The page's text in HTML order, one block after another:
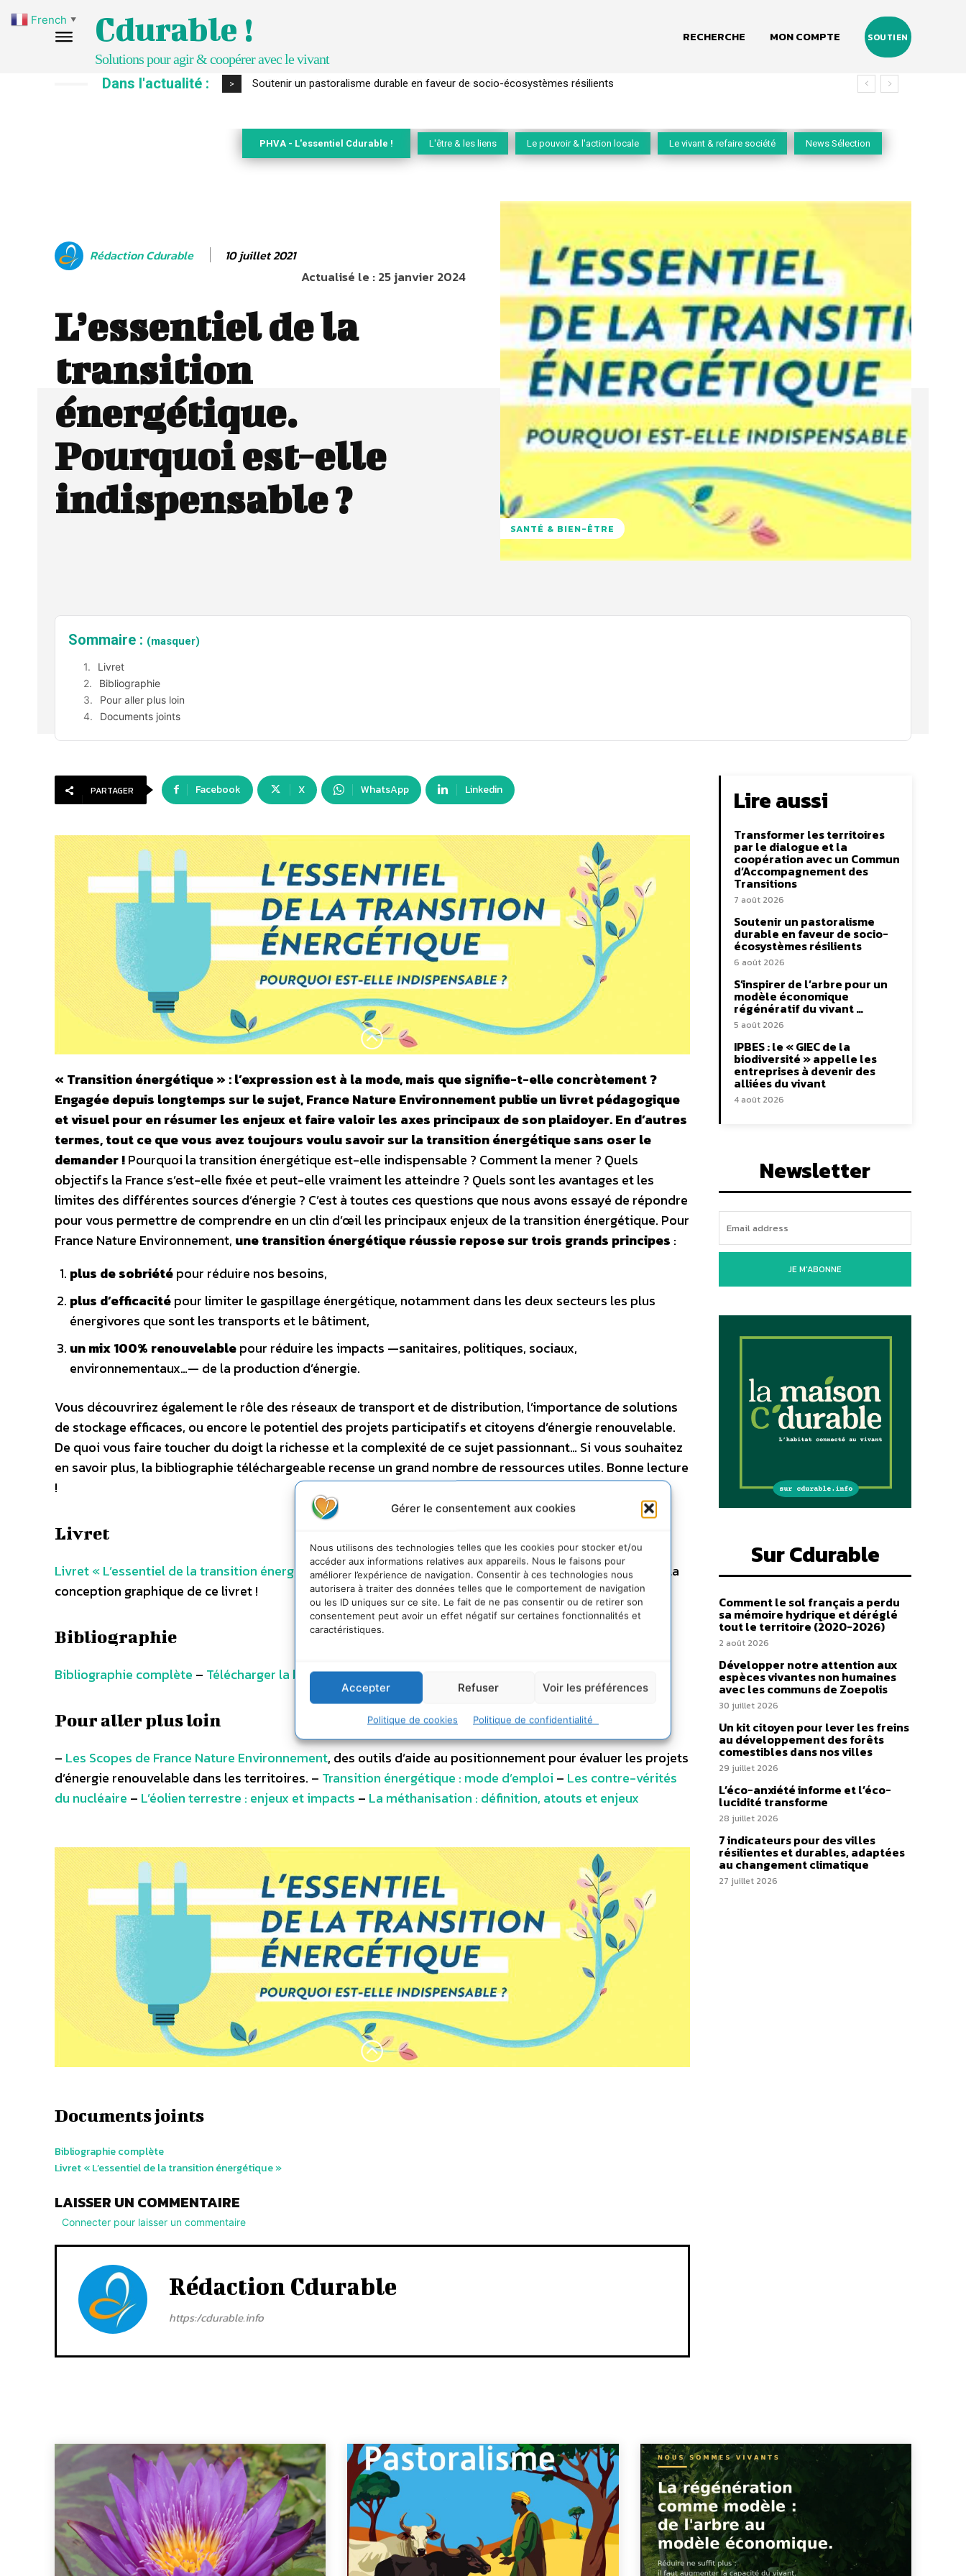
Gérer le consentement aux cookies
Nous utilisons des technologies telles que les cookies pour stocker et/ou
accéder aux informations relatives aux appareils. Nous le faisons pour
améliorer l’expérience de navigation. Consentir à ces technologies nous
autorisera à traiter des données telles que le comportement de navigation
ou les ID uniques sur ce site. Le fait de ne pas consentir ou de retirer son
consentement peut avoir un effet négatif sur certaines fonctionnalités et
caractéristiques.
Accepter Refuser Voir les préférences
Politique de cookies Politique de confidentialité
Cdurable !
Solutions pour agir & coopérer avec le vivant
RECHERCHE MON COMPTE SOUTIEN
Dans l'actualité : > S’inspirer de l’arbre pour un modèle économique régénératif du vivant …
PHVA - L'essentiel Cdurable ! L'être & les liens Le pouvoir & l'action locale Le vivant & refaire société News Sélection
Rédaction Cdurable 10 juillet 2021
Actualisé le :25 janvier 2024
L’essentiel de la
transition
énergétique.
Pourquoi est-elle
indispensable ?
SANTÉ & BIEN-ÊTRE
Sommaire : (masquer)
Livret
Bibliographie
Pour aller plus loin
Documents joints
PARTAGER Facebook X WhatsApp Linkedin
« Transition énergétique » : l’expression est à la mode, mais que signifie-t-elle concrètement ?
Engagée depuis longtemps sur le sujet, France Nature Environnement publie un livret pédagogique
et visuel pour en résumer les enjeux et faire valoir les axes principaux de son plaidoyer. En d’autres
termes, tout ce que vous avez toujours voulu savoir sur la transition énergétique sans oser le
demander !Pourquoi la transition énergétique est-elle indispensable ? Comment la mener ? Quels
objectifs la France s’est-elle fixée et peut-elle vraiment les atteindre ? Quels sont les avantages et les
limites des différentes sources d’énergie ? C’est à toutes ces questions que nous avons essayé de répondre
pour vous permettre de comprendre en un clin d’œil les principaux enjeux de la transition énergétique. Pour
France Nature Environnement, une transition énergétique réussie repose sur trois grands principes :
plus de sobriétépour réduire nos besoins,
plus d’efficacitépour limiter le gaspillage énergétique, notamment dans les deux secteurs les plus
énergivores que sont les transports et le bâtiment,
un mix 100% renouvelablepour réduire les impacts —sanitaires, politiques, sociaux,
environnementaux…— de la production d’énergie.
Vous découvrirez également le rôle des réseaux de transport et de distribution, l’importance de solutions
de stockage efficaces, ou encore le potentiel des projets participatifs et citoyens d’énergie renouvelable.
De quoi vous faire toucher du doigt la richesse et la complexité de ce sujet passionnant… Si vous souhaitez
en savoir plus, la bibliographie téléchargeable recense un grand nombre de ressources utiles. Bonne lecture
!
Livret
Livret « L’essentiel de la transition énergétique »–DÉCOUVRIR LE LIVRETUn grand merci auxDelo
pour la
conception graphique de ce livret !
Bibliographie
Bibliographie complète – Télécharger la bibliographie complète
Pour aller plus loin
– Les Scopes de France Nature Environnement, des outils d’aide au positionnement pour évaluer les projets
d’énergie renouvelable dans les territoires. – Transition énergétique : mode d’emploi – Les contre-vérités
du nucléaire – L’éolien terrestre : enjeux et impacts – La méthanisation : définition, atouts et enjeux
Documents joints
Bibliographie complète
Livret « L’essentiel de la transition énergétique »
LAISSER UN COMMENTAIRE
Connecter pour laisser un commentaire
Rédaction Cdurable
https:/cdurable.info
Lire aussi
Transformer les territoires
par le dialogue et la
coopération avec un Commun
d’Accompagnement des
Transitions
7 août 2026
Soutenir un pastoralisme
durable en faveur de socio-
écosystèmes résilients
6 août 2026
S’inspirer de l’arbre pour un
modèle économique
régénératif du vivant …
5 août 2026
IPBES : le « GIEC de la
biodiversité » appelle les
entreprises à devenir des
alliées du vivant
4 août 2026
Newsletter
JE M'ABONNE
Sur Cdurable
Comment le sol français a perdu
sa mémoire hydrique et déréglé
tout le territoire (2020-2026)
2 août 2026
Développer notre attention aux
espèces vivantes non humaines
avec les communs de Zoepolis
30 juillet 2026
Un kit citoyen pour lever les freins
au développement des forêts
comestibles dans nos villes
29 juillet 2026
L’éco-anxiété informe et l’éco-
lucidité transforme
28 juillet 2026
7 indicateurs pour des villes
résilientes et durables, adaptées
au changement climatique
27 juillet 2026
French ▼